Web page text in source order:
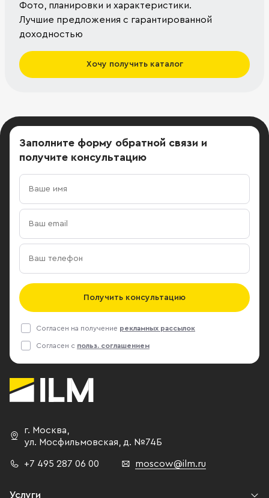
Фото, планировки и характеристики.
Лучшие предложения с гарантированной
доходностью
Хочу получить каталог
Заполните форму обратной связи и
получите консультацию
Получить консультацию
Согласен на получение рекламных рассылок
Согласен с польз. соглашением
г. Москва,
ул. Мосфильмовская, д. №74Б
+7 495 287 06 00 moscow@ilm.ru
Услуги